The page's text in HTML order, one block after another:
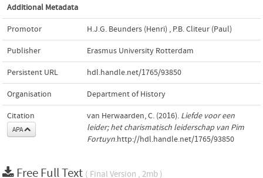
Additional Metadata
Promotor H.J.G. Beunders (Henri) , P.B. Cliteur (Paul)
Publisher Erasmus University Rotterdam
Persistent URL hdl.handle.net/1765/93850
Organisation Department of History
Citation
APA
van Herwaarden, C. (2016). Liefde voor een
leider; het charismatisch leiderschap van Pim
Fortuyn.http://hdl.handle.net/1765/93850
Free Full Text ( Final Version , 2mb )